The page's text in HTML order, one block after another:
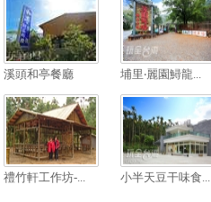
溪頭和亭餐廳 埔里‧麗園鱘龍...
禮竹軒工作坊-... 小半天豆干味食...